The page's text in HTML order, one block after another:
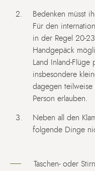
Bedenken müsst
Für den
in der Regel 20-
Handgepäck
Land Inland-Flüge
insbesondere
dagegen
Person erlauben.
Neben all den
folgende Dinge
Taschen- oder